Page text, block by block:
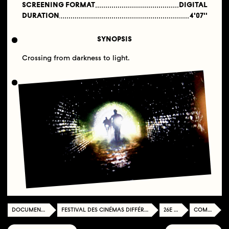
SCREENING FORMAT
DIGITAL
DURATION
4'07''
SYNOPSIS
Crossing from darkness to light.
DOCUMENTATION CENTER FESTIVAL DES CINÉMAS DIFFÉRENTS ET EXPÉRIMENTAUX DE PARIS 26E ÉDITION COMPÉTITION